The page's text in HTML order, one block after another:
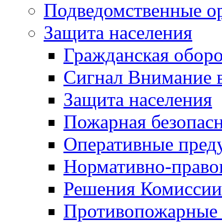
Подведомственные
Защита населения
Гражданская
Сигнал Внимание
Защита населения
Пожарная
Оперативные
Нормативно-
Решения
Противопожарные